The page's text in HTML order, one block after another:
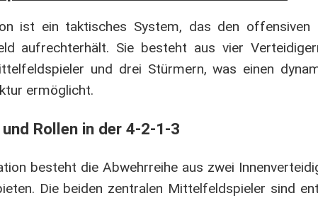
ist ein taktisches System, das den
aufrechterhält. Sie besteht aus vier
und drei Stürmern, was einen
ermöglicht.
Rollen in der 4-2-1-3
besteht die Abwehrreihe aus zwei
Die beiden zentralen Mittelfeldspieler sind